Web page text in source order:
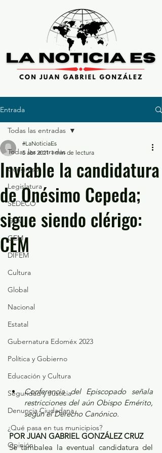
Entrada
Todas las entradas
Congreso
Legislatura
SEDECO
GEM
GEM
DIFEM
Cultura
Global
Nacional
Estatal
Gubernatura Edoméx 2023
Política y Gobierno
Educación y Cultura
Seguridad y Justicia
Denuncia Ciudadana
¿Qué pasa en tus municipios?
Opinión
Todas las entradas
Inviable la candidatura
de Onésimo Cepeda;
sigue siendo clérigo:
CEM
#LaNoticiaEs
5 abr 2021 1 min de lectura
Conferencia del Episcopado señala
restricciones del aún Obispo Emérito,
según el Derecho Canónico.
POR JUAN GABRIEL GONZÁLEZ CRUZ
Se tambalea la eventual candidatura del